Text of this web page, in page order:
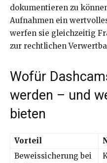
dokumentieren zu
Aufnahmen ein
werfen sie gleichzeitig
zur rechtlichen
Wofür
werden – und
bieten
Vorteil
Beweissicherung bei